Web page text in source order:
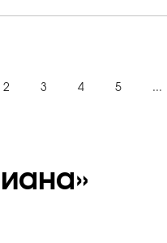
2 3 4 5 ...